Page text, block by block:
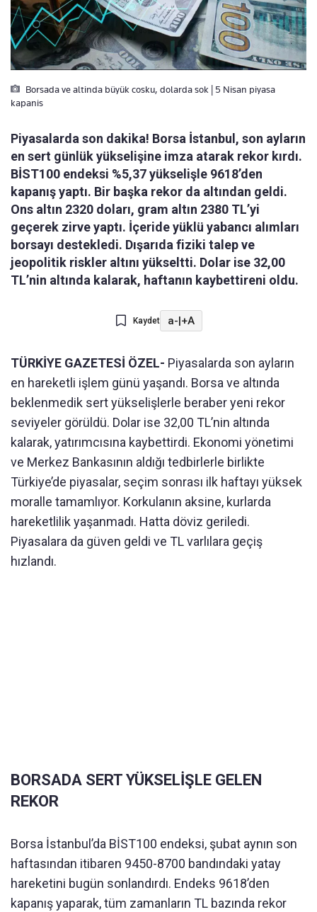
Borsada ve altinda büyük cosku, dolarda sok | 5 Nisan piyasa
kapanis
Piyasalarda son dakika! Borsa İstanbul, son ayların
en sert günlük yükselişine imza atarak rekor kırdı.
BİST100 endeksi %5,37 yükselişle 9618’den
kapanış yaptı. Bir başka rekor da altından geldi.
Ons altın 2320 doları, gram altın 2380 TL’yi
geçerek zirve yaptı. İçeride yüklü yabancı alımları
borsayı destekledi. Dışarıda fiziki talep ve
jeopolitik riskler altını yükseltti. Dolar ise 32,00
TL’nin altında kalarak, haftanın kaybettireni oldu.
Kaydet a-|+A
TÜRKİYE GAZETESİ ÖZEL- Piyasalarda son ayların
en hareketli işlem günü yaşandı. Borsa ve altında
beklenmedik sert yükselişlerle beraber yeni rekor
seviyeler görüldü. Dolar ise 32,00 TL’nin altında
kalarak, yatırımcısına kaybettirdi. Ekonomi yönetimi
ve Merkez Bankasının aldığı tedbirlerle birlikte
Türkiye’de piyasalar, seçim sonrası ilk haftayı yüksek
moralle tamamlıyor. Korkulanın aksine, kurlarda
hareketlilik yaşanmadı. Hatta döviz geriledi.
Piyasalara da güven geldi ve TL varlılara geçiş
hızlandı.
BORSADA SERT YÜKSELİŞLE GELEN
REKOR
Borsa İstanbul’da BİST100 endeksi, şubat aynın son
haftasından itibaren 9450-8700 bandındaki yatay
hareketini bugün sonlandırdı. Endeks 9618’den
kapanış yaparak, tüm zamanların TL bazında rekor